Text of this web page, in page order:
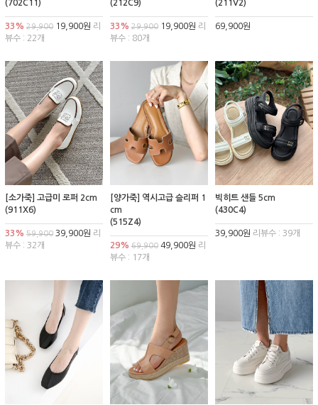
(702C11)
33% 29,900 19,900원 리
뷰수 : 22개
(212C9)
33% 29,90019,900원 리
뷰수 : 80개
(211V2)
69,900원
[소가죽] 고급미 로퍼 2cm
(911X6)
33% 59,900 39,900원 리
뷰수 : 32개
[양가죽] 역시고급 슬리퍼 1
cm
(515Z4)
29% 69,90049,900원 리
뷰수 : 17개
빅히트 샌들 5cm
(430C4)
39,900원 리뷰수 : 39개